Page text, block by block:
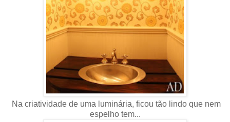
Na criatividade de uma luminária, ficou tão lindo que nem
espelho tem...